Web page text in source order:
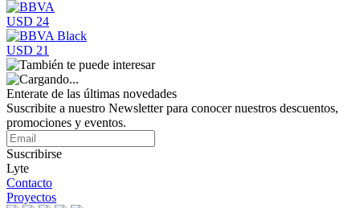
USD 24
USD 21
Enterate de las últimas novedades
Suscribite a nuestro Newsletter para conocer nuestros descuentos,
promociones y eventos.
Suscribirse
Lyte
Contacto
Proyectos